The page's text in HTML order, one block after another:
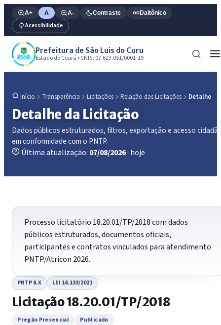
A+ A A- Contraste Daltônico
Acessibilidade
Prefeitura de São Luis do Curu
Estado do Ceará • CNPJ: 07.623.051/0001-19
Início Transparência Licitações Relação das Licitações Detalhe
Detalhe da Licitação
Dados públicos estruturados, filtros, exportação e acesso
em conformidade com o PNTP.
Última atualização: 07/08/2026· hoje
Processo licitatório 18.20.01/TP/2018 com dados
públicos estruturados, documentos oficiais,
participantes e contratos vinculados para atendimento
PNTP/Atricon 2026.
PNTP 8.X LEI 14.133/2021
Licitação 18.20.01/TP/2018
Pregão Presencial Publicado